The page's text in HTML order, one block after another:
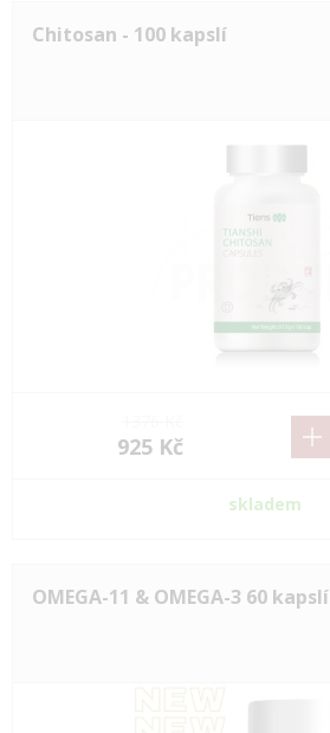
Chitosan - 100 kapslí
925 Kč
skladem
OMEGA-11 & OMEGA-3 60 kapslí